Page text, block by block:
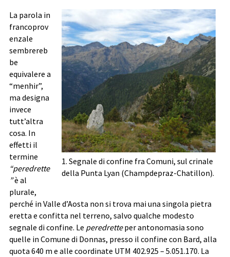
1. Segnale di confine fra Comuni, sul crinale
della Punta Lyan (Champdepraz-Chatillon).
La parola in
francoprov
enzale
sembrereb
be
equivalere a
“menhir”,
ma designa
invece
tutt’altra
cosa. In
effetti il
termine
“peredrette
”è al
plurale,
perché in Valle d’Aosta non si trova mai una singola pietra
eretta e confitta nel terreno, salvo qualche modesto
segnale di confine. Le peredretteper antonomasia sono
quelle in Comune di Donnas, presso il confine con Bard, alla
quota 640 m e alle coordinate UTM 402.925 – 5.051.170. La